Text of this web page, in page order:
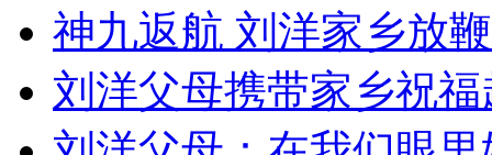
司机酒驾遇交警 急速倒车逃窜
神九返航 刘洋家乡放
刘洋父母携带家乡祝